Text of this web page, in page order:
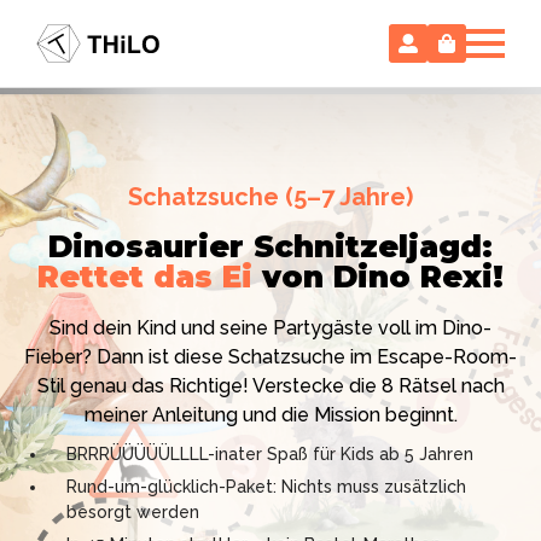
Hollywood-Action im
Kinderzimmer – ohne
Vorbereitungsstress!
Ich bin THiLO, "Dein SPIEGEL"-Bestseller-Autor und
TV-Profi (ZDF "1, 2 oder 3"). Entdecke jetzt meine
Schatzsuchen und Escape Rooms zum Sofort-
Download. Und natürlich meine Ebooks.
Schatzsuche (5–7 Jahre)
Dinosaurier Schnitzeljagd:
Rettet das Ei von Dino Rexi!
Sind dein Kind und seine Partygäste voll im Dino-
Fieber? Dann ist diese Schatzsuche im Escape-Room-
Stil genau das Richtige! Verstecke die 8 Rätsel nach
meiner Anleitung und die Mission beginnt.
BRRRÜÜÜÜÜLLLL-inater Spaß für Kids ab 5 Jahren
Rund-um-glücklich-Paket: Nichts muss zusätzlich
besorgt werden
Escape Room (ab 8 oder 12 Jahre)
Locked-up Agents: Im Labor
des Virologen
Das gab es noch nie: Verwandele dein Zuhause in ein
High-Tech Labor! Unser 24-seitiges PDF enthält alles:
Mission, Agentenausweise, Rätsel und Requisiten.
Knackt den Fall in 90 Minuten!
Kniffliger Rätselspaß für 2 bis 6 Spieler (8 - 11 oder 12–
99 Jahre)
Professionelles PDF: Agentenausweise & Schilder
inklusive